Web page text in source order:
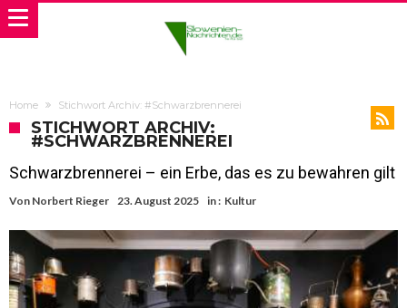
Home Stichwort Archiv: #Schwarzbrennerei
STICHWORT ARCHIV:
#SCHWARZBRENNEREI
Schwarzbrennerei – ein Erbe, das es zu bewahren gilt
Von Norbert Rieger 23. August 2025 in : Kultur